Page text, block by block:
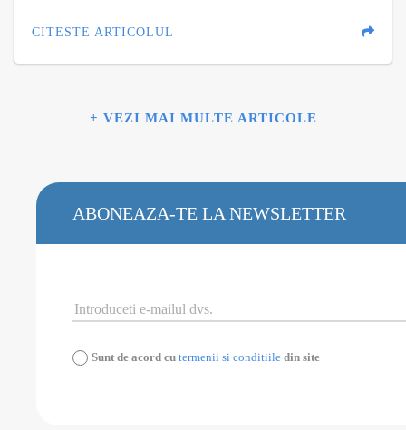
CITESTE ARTICOLUL
+ VEZI MAI MULTE ARTICOLE
ABONEAZA-TE LA NEWSLETTER
Sunt de acord cu termenii si conditiile din site